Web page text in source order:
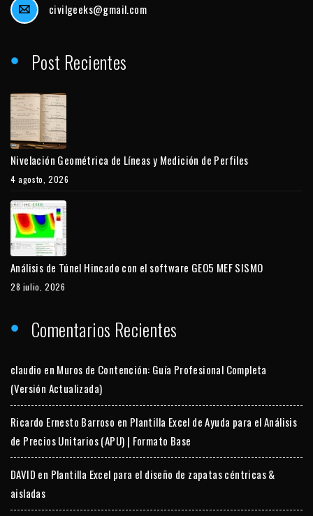
civilgeeks@gmail.com
Post Recientes
Nivelación Geométrica de Líneas y Medición de Perfiles
4 agosto, 2026
Análisis de Túnel Hincado con el software GEO5 MEF SISMO
28 julio, 2026
Comentarios Recientes
claudio en Muros de Contención: Guía Profesional Completa
(Versión Actualizada)
Ricardo Ernesto Barroso en Plantilla Excel de Ayuda para el Análisis
de Precios Unitarios (APU) | Formato Base
DAVID en Plantilla Excel para el diseño de zapatas céntricas &
aisladas